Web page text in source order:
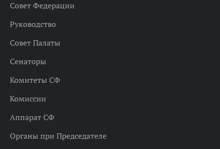
Совет Федерации
Руководство
Совет Палаты
Сенаторы
Комитеты СФ
Комиссии
Аппарат СФ
Органы при Председателе